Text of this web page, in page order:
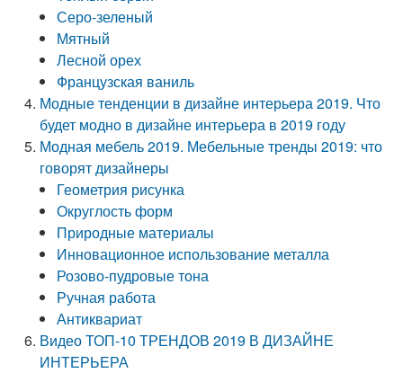
Серо-зеленый
Мятный
Лесной орех
Французская ваниль
Модные тенденции в дизайне интерьера 2019. Что
будет модно в дизайне интерьера в 2019 году
Модная мебель 2019. Мебельные тренды 2019: что
говорят дизайнеры
Геометрия рисунка
Округлость форм
Природные материалы
Инновационное использование металла
Розово-пудровые тона
Ручная работа
Антиквариат
Видео ТОП-10 ТРЕНДОВ 2019 В ДИЗАЙНЕ
ИНТЕРЬЕРА